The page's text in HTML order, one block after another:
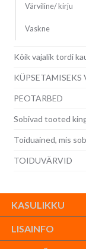
Värviline/ kirju
Vaskne
Kõik vajalik tordi
KÜPSETAMISEKS
PEOTARBED
Sobivad tooted
Toiduained, mis
TOIDUVÄRVID
KASULIKKU
LISAINFO